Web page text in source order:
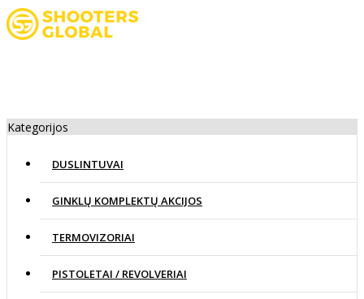
Kategorijos
DUSLINTUVAI
GINKLŲ KOMPLEKTŲ AKCIJOS
TERMOVIZORIAI
PISTOLETAI / REVOLVERIAI